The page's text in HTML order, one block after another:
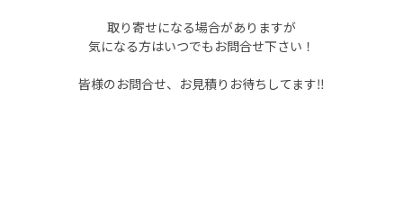
取り寄せになる場合がありますが
気になる方はいつでもお問合せ下さい！
皆様のお問合せ、お見積りお待ちしてます‼